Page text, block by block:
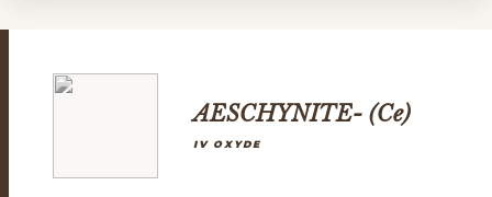
AESCHYNITE- (Ce)
IV OXYDE